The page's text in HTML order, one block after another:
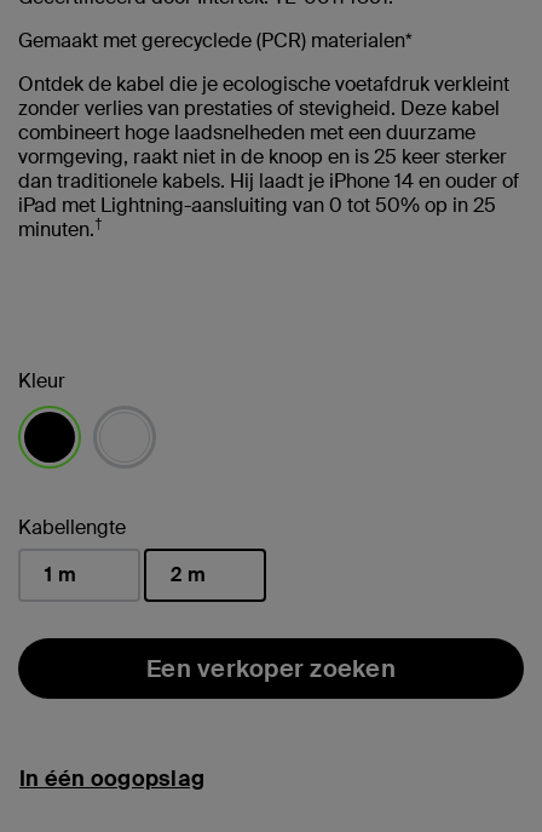
Gemaakt met gerecyclede (PCR) materialen*
Ontdek de kabel die je ecologische voetafdruk verkleint
zonder verlies van prestaties of stevigheid. Deze kabel
combineert hoge laadsnelheden met een duurzame
vormgeving, raakt niet in de knoop en is 25 keer sterker
dan traditionele kabels. Hij laadt je iPhone 14 en ouder of
iPad met Lightning-aansluiting van 0 tot 50% op in 25
minuten.†
Kleur
Kabellengte
1 m
2 m
Een verkoper zoeken
In één oogopslag